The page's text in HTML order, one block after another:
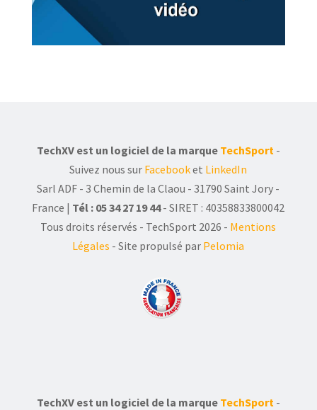
TechXV est un logiciel de la marque TechSport -
Suivez nous sur Facebooket LinkedIn
Sarl ADF - 3 Chemin de la Claou - 31790 Saint Jory -
France | Tél : 05 34 27 19 44- SIRET : 40358833800042
Tous droits réservés - TechSport 2026 - Mentions
Légales - Site propulsé par Pelomia
TechXV est un logiciel de la marque TechSport -